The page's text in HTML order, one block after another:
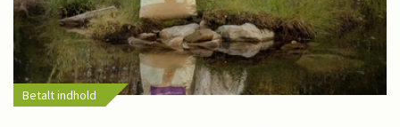
Betalt indhold